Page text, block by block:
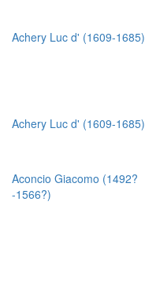
Achery Luc d' (1609-1685)
Achery Luc d' (1609-1685)
Aconcio Giacomo (1492?
-1566?)